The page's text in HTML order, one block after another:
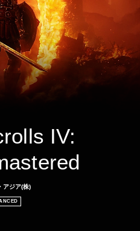
IV:
アジア(株)